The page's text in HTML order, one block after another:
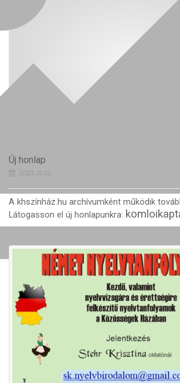
Új honlap
2023.12.12.
A khszínház.hu archívumként működik
Látogasson el új honlapunkra: